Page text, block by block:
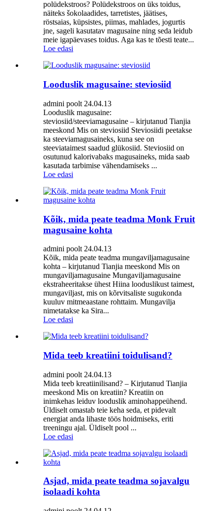
polüdekstroos? Polüdekstroos on üks toidus,
näiteks šokolaadides, tarretistes, jäätises,
röstsaias, küpsistes, piimas, mahlades, jogurtis
jne, sageli kasutatav magusaine ning seda leidub
meie igapäevases toidus. Aga kas te tõesti teate...
Loe edasi
Looduslik magusaine: steviosiid
admini poolt 24.04.13
Looduslik magusaine:
steviosiid/steeviamagusaine – kirjutanud Tianjia
meeskond Mis on steviosiid Steviosiidi peetakse
ka steeviamagusaineks, kuna see on
steeviataimest saadud glükosiid. Steviosiid on
osutunud kalorivabaks magusaineks, mida saab
kasutada tarbimise vähendamiseks ...
Loe edasi
Kõik, mida peate teadma Monk Fruit
magusaine kohta
admini poolt 24.04.13
Kõik, mida peate teadma mungaviljamagusaine
kohta – kirjutanud Tianjia meeskond Mis on
mungaviljamagusaine Mungaviljamagusaine
ekstraheeritakse ühest Hiina looduslikust taimest,
mungaviljast, mis on kõrvitsaliste sugukonda
kuuluv mitmeaastane rohttaim. Mungavilja
nimetatakse ka Sira...
Loe edasi
Mida teeb kreatiini toidulisand?
admini poolt 24.04.13
Mida teeb kreatiinilisand? – Kirjutanud Tianjia
meeskond Mis on kreatiin? Kreatiin on
inimkehas leiduv looduslik aminohappeühend.
Üldiselt omastab teie keha seda, et pidevalt
energiat anda lihaste töös hoidmiseks, eriti
treeningu ajal. Üldiselt pool ...
Loe edasi
Asjad, mida peate teadma sojavalgu
isolaadi kohta